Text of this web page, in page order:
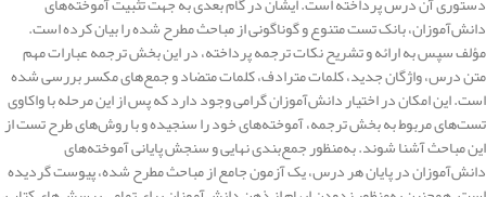
دانش‌آموزان، بانک تست متنوع و گوناگونی از مباحث مطرح شده را بیان کرده‌ است.
مؤلف سپس به ارائه‌ و تشریح نکات ترجمه پرداخته، در این بخش ترجمه عبارات مهم
متن درس، واژگان جدید، کلمات مترادف، کلمات متضاد و جمع‌های مکسر بررسی شده
است. این امکان در اختیار دانش‌آموزان گرامی وجود دارد که پس‌ از این مرحله با واکاوی
تست‌های مربوط به بخش ترجمه، آموخته‌های خود را سنجیده و با روش‌های طرح تست از
این مباحث آشنا شوند. به‌منظور جمع‌بندی نهایی و سنجش پایانی آموخته‌های
دانش‌آموزان در پایان هر درس، یک آزمون جامع از مباحث مطرح شده، پیوست گردیده